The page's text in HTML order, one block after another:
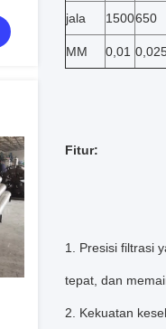
jala 1500650
MM 0,01
Fitur:
1. Presisi filtrasi
tepat, dan
2. Kekuatan